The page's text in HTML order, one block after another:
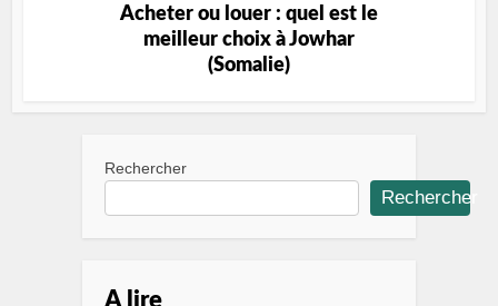
Acheter ou louer : quel est le
meilleur choix à Jowhar
(Somalie)
Rechercher
Rechercher
A lire